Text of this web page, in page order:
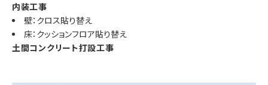
内装工事
壁：クロス貼り替え
床：クッションフロア貼り替え
土間コンクリート打設工事